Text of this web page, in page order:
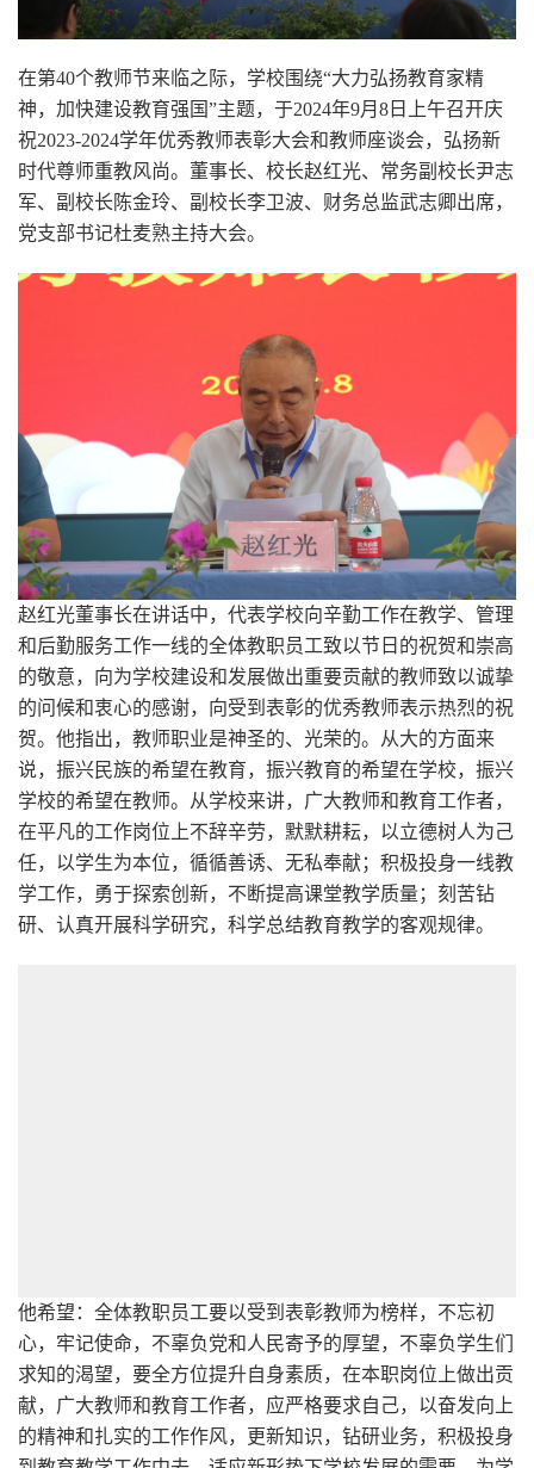
在第40个教师节来临之际，学校围绕“大力弘扬教育家精
神，加快建设教育强国”主题，于2024年9月8日上午召开庆
祝2023-2024学年优秀教师表彰大会和教师座谈会，弘扬新
时代尊师重教风尚。董事长、校长赵红光、常务副校长尹志
军、副校长陈金玲、副校长李卫波、财务总监武志卿出席，
党支部书记杜麦熟主持大会。
赵红光董事长在讲话中，代表学校向辛勤工作在教学、管理
和后勤服务工作一线的全体教职员工致以节日的祝贺和崇高
的敬意，向为学校建设和发展做出重要贡献的教师致以诚挚
的问候和衷心的感谢，向受到表彰的优秀教师表示热烈的祝
贺。他指出，教师职业是神圣的、光荣的。从大的方面来
说，振兴民族的希望在教育，振兴教育的希望在学校，振兴
学校的希望在教师。从学校来讲，广大教师和教育工作者，
在平凡的工作岗位上不辞辛劳，默默耕耘，以立德树人为己
任，以学生为本位，循循善诱、无私奉献；积极投身一线教
学工作，勇于探索创新，不断提高课堂教学质量；刻苦钻
研、认真开展科学研究，科学总结教育教学的客观规律。
他希望：全体教职员工要以受到表彰教师为榜样，不忘初
心，牢记使命，不辜负党和人民寄予的厚望，不辜负学生们
求知的渴望，要全方位提升自身素质，在本职岗位上做出贡
献，广大教师和教育工作者，应严格要求自己，以奋发向上
的精神和扎实的工作作风，更新知识，钻研业务，积极投身